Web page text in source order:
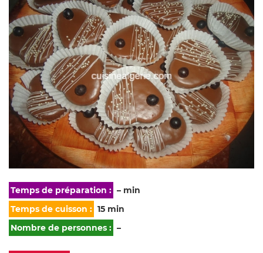
Temps de préparation : – min
Temps de cuisson : 15 min
Nombre de personnes : –